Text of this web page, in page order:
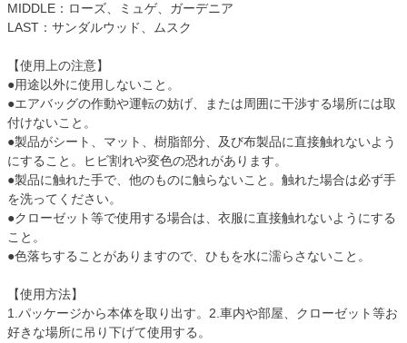
MIDDLE：ローズ、ミュゲ、ガーデニア
LAST：サンダルウッド、ムスク
【使用上の注意】
●用途以外に使用しないこと。
●エアバッグの作動や運転の妨げ、または周囲に干渉する場所には取
付けないこと。
●製品がシート、マット、樹脂部分、及び布製品に直接触れないよう
にすること。ヒビ割れや変色の恐れがあります。
●製品に触れた手で、他のものに触らないこと。触れた場合は必ず手
を洗ってください。
●クローゼット等で使用する場合は、衣服に直接触れないようにする
こと。
●色落ちすることがありますので、ひもを水に濡らさないこと。
【使用方法】
1.パッケージから本体を取り出す。2.車内や部屋、クローゼット等お
好きな場所に吊り下げて使用する。